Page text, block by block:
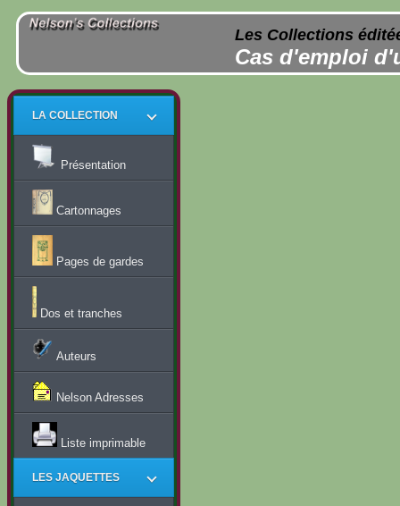
Les Collections
Cas d'emploi
LA COLLECTION
Présentation
Cartonnages
Pages de gardes
Dos et tranches
Auteurs
Nelson Adresses
Liste imprimable
LES JAQUETTES